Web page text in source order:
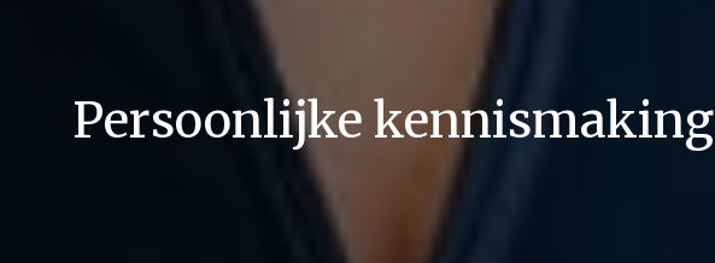
Persoonlijke kennismaking